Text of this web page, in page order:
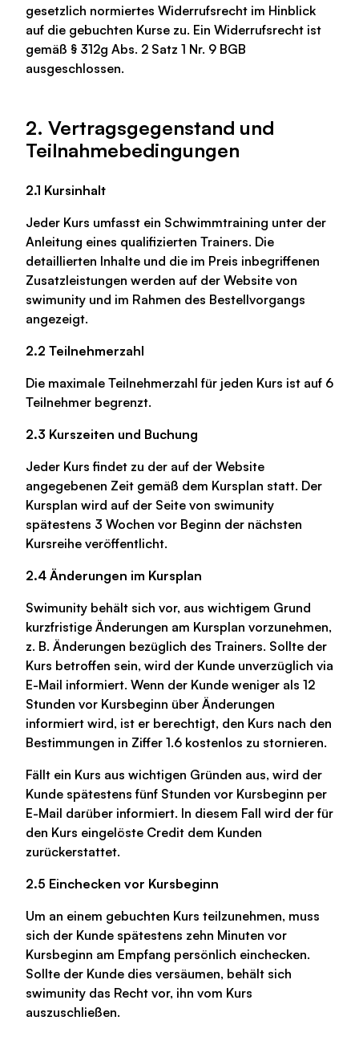
gesetzlich normiertes Widerrufsrecht im Hinblick
auf die gebuchten Kurse zu. Ein Widerrufsrecht ist
gemäß § 312g Abs. 2 Satz 1 Nr. 9 BGB
ausgeschlossen.
2. Vertragsgegenstand und
Teilnahmebedingungen
2.1 Kursinhalt
Jeder Kurs umfasst ein Schwimmtraining unter der
Anleitung eines qualifizierten Trainers. Die
detaillierten Inhalte und die im Preis inbegriffenen
Zusatzleistungen werden auf der Website von
swimunity und im Rahmen des Bestellvorgangs
angezeigt.
2.2 Teilnehmerzahl
Die maximale Teilnehmerzahl für jeden Kurs ist auf 6
Teilnehmer begrenzt.
2.3 Kurszeiten und Buchung
Jeder Kurs findet zu der auf der Website
angegebenen Zeit gemäß dem Kursplan statt. Der
Kursplan wird auf der Seite von swimunity
spätestens 3 Wochen vor Beginn der nächsten
Kursreihe veröffentlicht.
2.4 Änderungen im Kursplan
Swimunity behält sich vor, aus wichtigem Grund
kurzfristige Änderungen am Kursplan vorzunehmen,
z. B. Änderungen bezüglich des Trainers. Sollte der
Kurs betroffen sein, wird der Kunde unverzüglich via
E-Mail informiert. Wenn der Kunde weniger als 12
Stunden vor Kursbeginn über Änderungen
informiert wird, ist er berechtigt, den Kurs nach den
Bestimmungen in Ziffer 1.6 kostenlos zu stornieren.
Fällt ein Kurs aus wichtigen Gründen aus, wird der
Kunde spätestens fünf Stunden vor Kursbeginn per
E-Mail darüber informiert. In diesem Fall wird der für
den Kurs eingelöste Credit dem Kunden
zurückerstattet.
2.5 Einchecken vor Kursbeginn
Um an einem gebuchten Kurs teilzunehmen, muss
sich der Kunde spätestens zehn Minuten vor
Kursbeginn am Empfang persönlich einchecken.
Sollte der Kunde dies versäumen, behält sich
swimunity das Recht vor, ihn vom Kurs
auszuschließen.